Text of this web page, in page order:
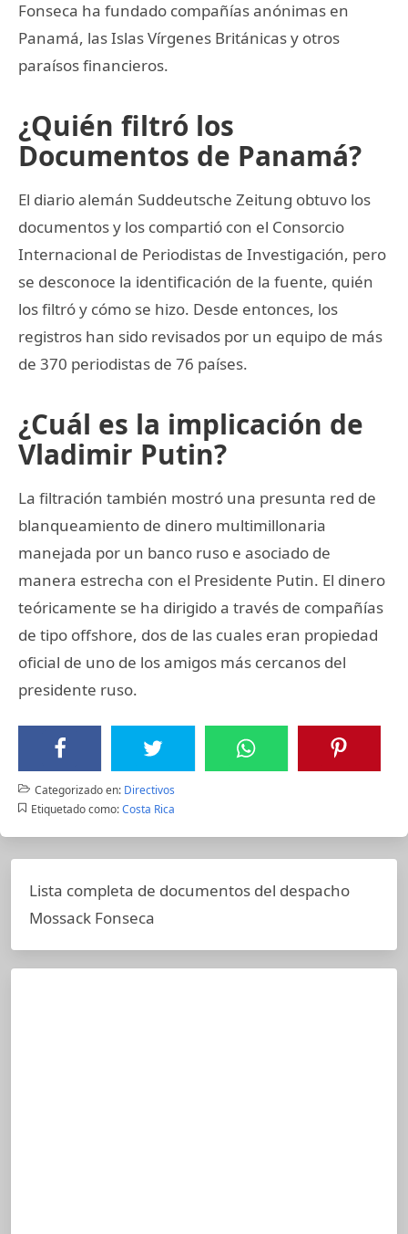
Fonseca ha fundado compañías anónimas en
Panamá, las Islas Vírgenes Británicas y otros
paraísos financieros.
¿Quién filtró los
Documentos de Panamá?
El diario alemán Suddeutsche Zeitung obtuvo los
documentos y los compartió con el Consorcio
Internacional de Periodistas de Investigación, pero
se desconoce la identificación de la fuente, quién
los filtró y cómo se hizo. Desde entonces, los
registros han sido revisados por un equipo de más
de 370 periodistas de 76 países.
¿Cuál es la implicación de
Vladimir Putin?
La filtración también mostró una presunta red de
blanqueamiento de dinero multimillonaria
manejada por un banco ruso e asociado de
manera estrecha con el Presidente Putin. El dinero
teóricamente se ha dirigido a través de compañías
de tipo offshore, dos de las cuales eran propiedad
oficial de uno de los amigos más cercanos del
presidente ruso.
Categorizado en: Directivos
Etiquetado como: Costa Rica
Lista completa de documentos del despacho
Mossack Fonseca